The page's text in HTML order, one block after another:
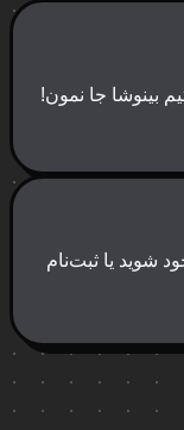
بینوشا جا نمون!
شوید یا ثبت‌نام